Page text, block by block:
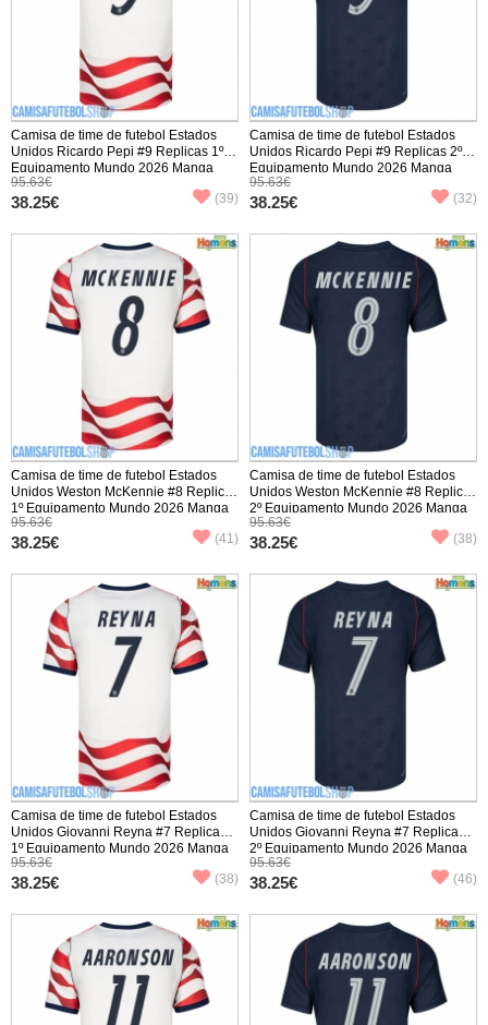
Camisa de time de futebol Estados
Unidos Ricardo Pepi #9 Replicas 1º
Equipamento Mundo 2026 Manga
Curta
95.63€
38.25€ (39)
Camisa de time de futebol Estados
Unidos Ricardo Pepi #9 Replicas 2º
Equipamento Mundo 2026 Manga
Curta
95.63€
38.25€ (32)
Camisa de time de futebol Estados
Unidos Weston McKennie #8 Replicas
1º Equipamento Mundo 2026 Manga
Curta
95.63€
38.25€ (41)
Camisa de time de futebol Estados
Unidos Weston McKennie #8 Replicas
2º Equipamento Mundo 2026 Manga
Curta
95.63€
38.25€ (38)
Camisa de time de futebol Estados
Unidos Giovanni Reyna #7 Replicas
1º Equipamento Mundo 2026 Manga
Curta
95.63€
38.25€ (38)
Camisa de time de futebol Estados
Unidos Giovanni Reyna #7 Replicas
2º Equipamento Mundo 2026 Manga
Curta
95.63€
38.25€ (46)